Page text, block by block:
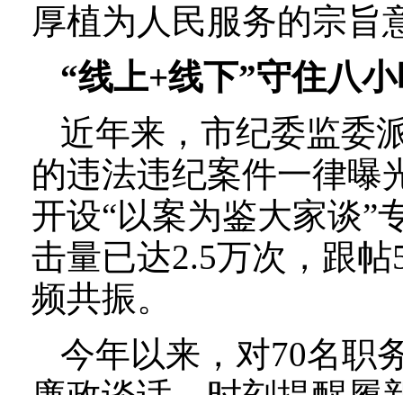
厚植为人民服务的宗旨
“线上+线下”守住八
近年来，市纪委监委
的违法违纪案件一律曝
开设“以案为鉴大家谈”
击量已达2.5万次，跟
频共振。
今年以来，对70名职